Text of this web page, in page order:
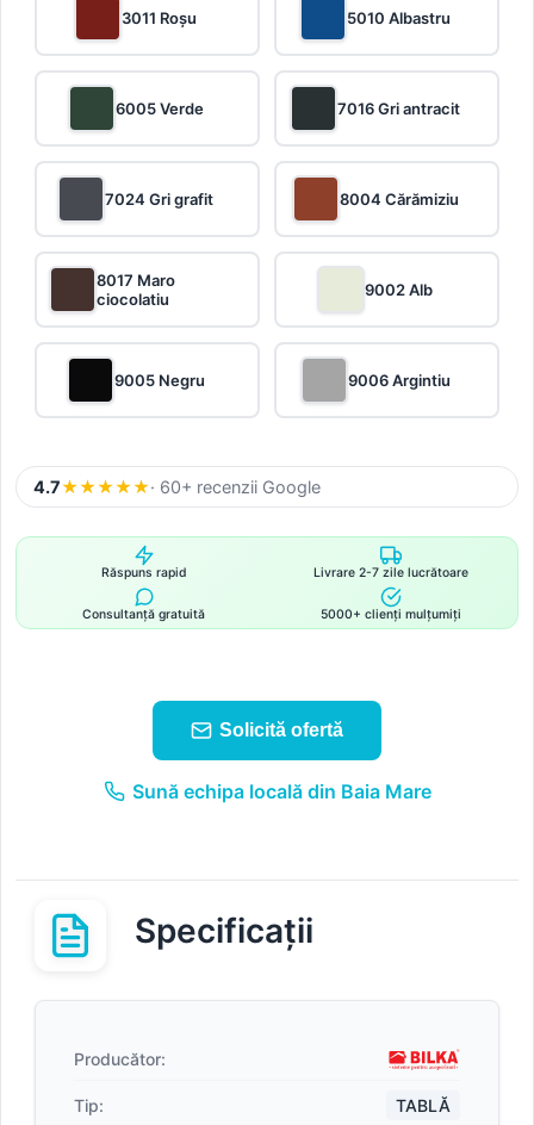
3011 Roșu 5010 Albastru
6005 Verde 7016 Gri antracit
7024 Gri grafit 8004 Cărămiziu
8017 Maro
ciocolatiu
9002 Alb
9005 Negru 9006 Argintiu
4.7★★★★★· 60+ recenzii Google
Răspuns rapid Livrare 2-7 zile lucrătoare
Consultanță gratuită 5000+ clienți mulțumiți
Solicită ofertă
Sună echipa locală din Baia Mare
Specificații
Producător:
Tip: TABLĂ